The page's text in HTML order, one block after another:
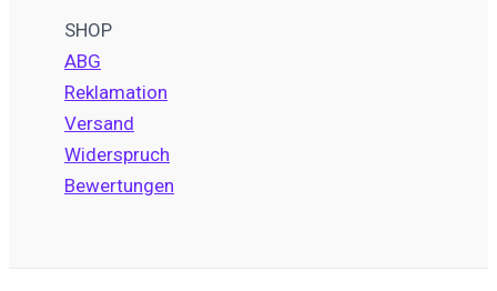
SHOP
ABG
Reklamation
Versand
Widerspruch
Bewertungen